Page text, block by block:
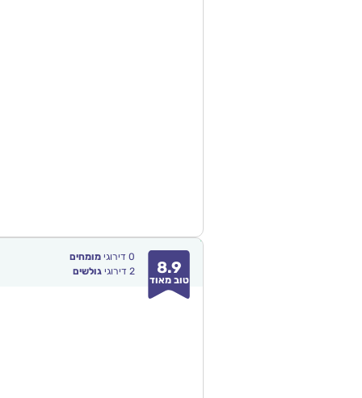
8.9
טוב מאוד
0 דירוגימומחים
2 דירוגיגולשים